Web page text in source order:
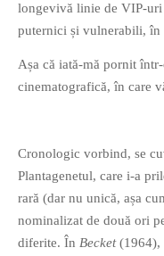
longevivă linie de VIP-
puternici și vulnerabili, în
Așa că iată-mă pornit
cinematografică, în care
Cronologic vorbind, se
Plantagenetul, care i-a
rară (dar nu unică, așa
nominalizat de două ori
diferite. În Becket(1964),